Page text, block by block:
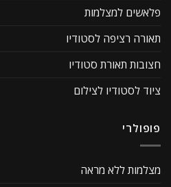
פלאשים למצלמות
תאורה רציפה לסטודיו
חצובות תאורת סטודיו
ציוד לסטודיו לצילום
פופולרי
מצלמות ללא מראה